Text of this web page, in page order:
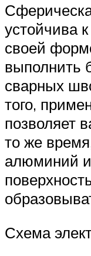
устойчива
своей
выполнить
сварных
того,
позволяет
то же
алюминий
Схема